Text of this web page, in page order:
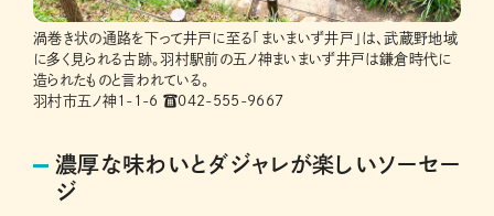
渦巻き状の通路を下って井戸に至る「まいまいず井戸」は、武蔵野地域
に多く見られる古跡。羽村駅前の五ノ神まいまいず井戸は鎌倉時代に
造られたものと言われている。
羽村市五ノ神1-1-6 ☎042-555-9667
濃厚な味わいとダジャレが楽しいソーセー
ジ